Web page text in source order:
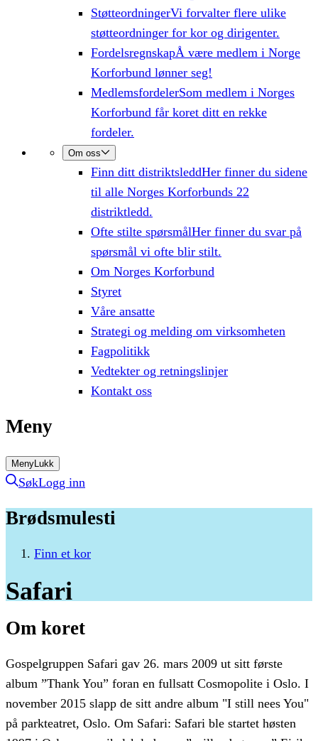
StøtteordningerVi forvalter flere ulike
støtteordninger for kor og dirigenter.
FordelsregnskapÅ være medlem i Norge
Korforbund lønner seg!
MedlemsfordelerSom medlem i Norges
Korforbund får koret ditt en rekke
fordeler.
Om oss
Finn ditt distriktsleddHer finner du sidene
til alle Norges Korforbunds 22
distriktledd.
Ofte stilte spørsmålHer finner du svar på
spørsmål vi ofte blir stilt.
Om Norges Korforbund
Styret
Våre ansatte
Strategi og melding om virksomheten
Fagpolitikk
Vedtekter og retningslinjer
Kontakt oss
Meny
MenyLukk
SøkLogg inn
Brødsmulesti
Finn et kor
Safari
Om koret
Gospelgruppen Safari gav 26. mars 2009 ut sitt første
album ”Thank You” foran en fullsatt Cosmopolite i Oslo. I
november 2015 slapp de sitt andre album "I still nees You"
på parkteatret, Oslo. Om Safari: Safari ble startet høsten